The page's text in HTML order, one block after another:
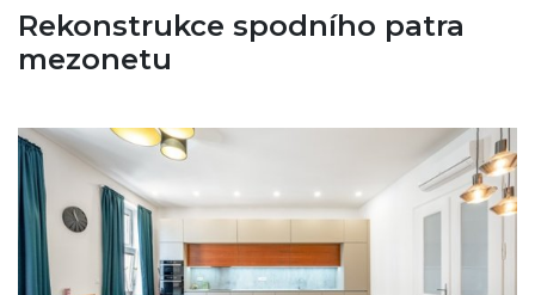
Rekonstrukce spodního patra
mezonetu